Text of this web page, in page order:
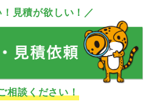
見積が欲しい！／
相談ください！